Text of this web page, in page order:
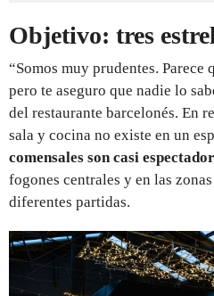
Objetivo: tres
“Somos muy prudentes. Parece
pero te aseguro que nadie lo
del restaurante barcelonés. En
sala y cocina no existe en un
comensales son casi
fogones centrales y en las
diferentes partidas.